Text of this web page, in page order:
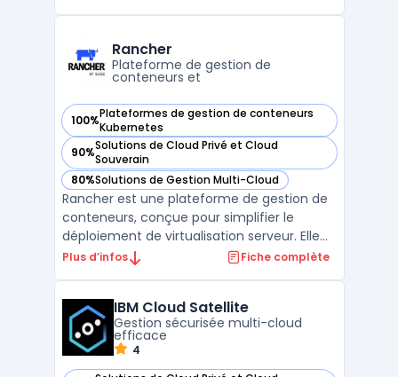
géré, déployé directement dans les centres
de donn ...
Rancher
Plateforme de gestion de
conteneurs et
100%Plateformes de gestion de conteneurs
Kubernetes
— voir Rancher dans cette catégorie
90%Solutions de Cloud Privé et Cloud
Souverain
— voir Rancher dans cette catégorie
80%Solutions de Gestion Multi-Cloud
— voir Rancher dans cette catégorie
Rancher est une plateforme de gestion de
conteneurs, conçue pour simplifier le
déploiement de virtualisation serveur. Elle
offre des capacités de gestion multi-cloud,
de Docker et de Kubernetes. Rancher est
égal ...
Plus d’infos Fiche complète
IBM Cloud Satellite
Gestion sécurisée multi-cloud
efficace
4